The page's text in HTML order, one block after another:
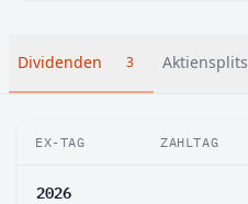
Dividenden 3 Aktiensplits
EX-TAG ZAHLTAG
2026